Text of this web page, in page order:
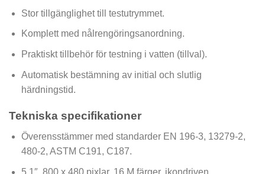
Stor tillgänglighet till testutrymmet.
Komplett med nålrengöringsanordning.
Praktiskt tillbehör för testning i vatten (tillval).
Automatisk bestämning av initial och slutlig
härdningstid.
Tekniska specifikationer
Överensstämmer med standarder EN 196-3, 13279-2,
480-2, ASTM C191, C187.
5,1″, 800 x 480 pixlar, 16 M färger, ikondriven